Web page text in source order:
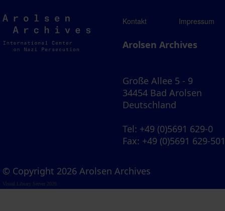
Arolsen
Archives
Kontakt Impressum
Arolsen Archives
Große Allee 5 - 9
34454 Bad Arolsen
Deutschland
Tel: +49 (0)5691 629-0
Fax: +49 (0)5691 629-
© Copyright 2026 Arolsen Archives
Visual Library Server 2026